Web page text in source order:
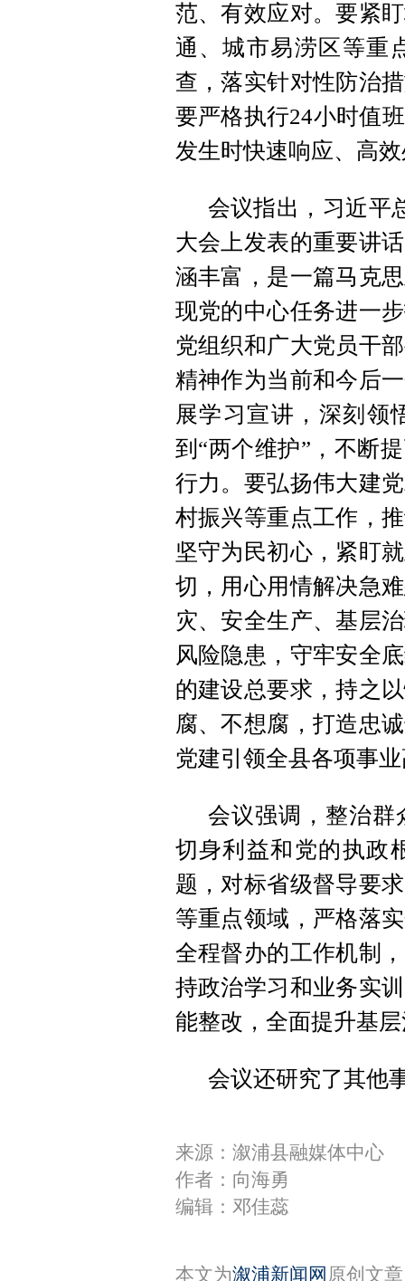
范、有效应对。要紧
通、城市易涝区等重
查，落实针对性防治
要严格执行24小时值
发生时快速响应、高
会议指出，习近平
大会上发表的重要讲
涵丰富，是一篇马克
现党的中心任务进一
党组织和广大党员干
精神作为当前和今后
展学习宣讲，深刻领
到“两个维护”，不断
行力。要弘扬伟大建
村振兴等重点工作，
坚守为民初心，紧盯
切，用心用情解决急
灾、安全生产、基层
风险隐患，守牢安全
的建设总要求，持之
腐、不想腐，打造忠
党建引领全县各项事
会议强调，整治群
切身利益和党的执政
题，对标省级督导要
等重点领域，严格落
全程督办的工作机制
持政治学习和业务实
能整改，全面提升基
会议还研究了其他
来源：溆浦县融媒体中心
作者：向海勇
编辑：邓佳蕊
本文为溆浦新闻网 原创文